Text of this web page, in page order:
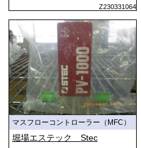
Z230331064
マスフローコントローラー（MFC）
堀場エステック Stec